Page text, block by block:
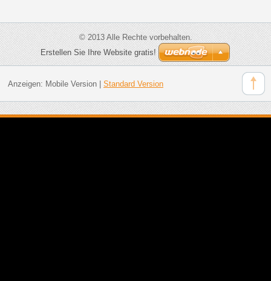
© 2013 Alle Rechte vorbehalten.
Erstellen Sie Ihre Website gratis!
Anzeigen: Mobile Version| Standard Version